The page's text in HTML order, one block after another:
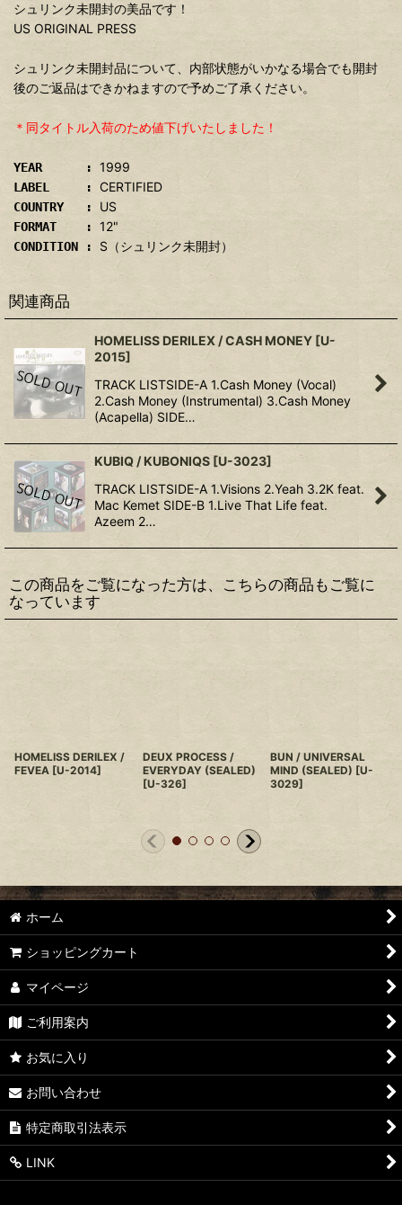
シュリンク未開封の美品です！
US ORIGINAL PRESS
シュリンク未開封品について、内部状態がいかなる場合でも開封
後のご返品はできかねますので予めご了承ください。
＊同タイトル入荷のため値下げいたしました！
YEAR : 1999
LABEL : CERTIFIED
COUNTRY : US
FORMAT : 12"
CONDITION : S（シュリンク未開封）
関連商品
HOMELISS DERILEX / CASH MONEY [U-
2015]
TRACK LISTSIDE-A 1.Cash Money (Vocal)
2.Cash Money (Instrumental) 3.Cash Money
(Acapella) SIDE…
KUBIQ / KUBONIQS [U-3023]
TRACK LISTSIDE-A 1.Visions 2.Yeah 3.2K feat.
Mac Kemet SIDE-B 1.Live That Life feat.
Azeem 2…
この商品をご覧になった方は、こちらの商品もご覧に
なっています
HOMELISS DERILEX /
FEVEA [U-2014]
DEUX PROCESS /
EVERYDAY (SEALED)
[U-326]
BUN / UNIVERSAL
MIND (SEALED) [U-
3029]
ホーム
ショッピングカート
マイページ
ご利用案内
お気に入り
お問い合わせ
特定商取引法表示
LINK